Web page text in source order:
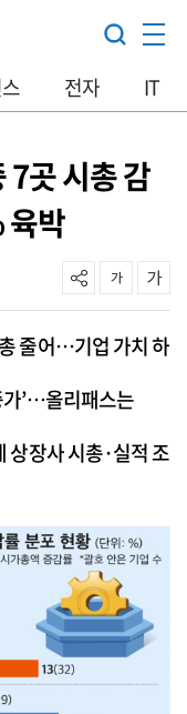
전자 IT
7곳 시총 감
박
줄어…기업 가치 하
가’…올리패스는
상장사 시총·실적 조